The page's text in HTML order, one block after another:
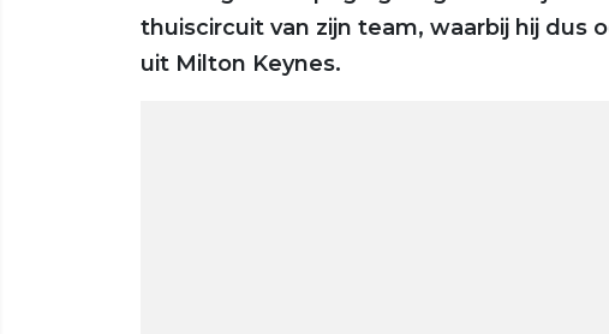
thuiscircuit van zijn team, waarbij hij dus
uit Milton Keynes.